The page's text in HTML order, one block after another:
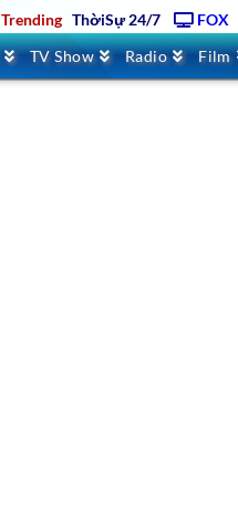
Trending ThờiSự 24/7 FOX
TV Show Radio Film